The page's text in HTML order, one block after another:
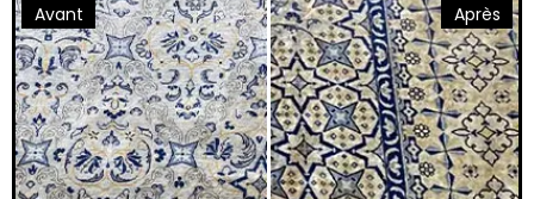
Avant Après